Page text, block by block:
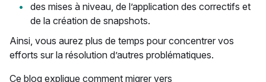
des mises à niveau, de l’application des correctifs et
de la création de snapshots.
Ainsi, vous aurez plus de temps pour concentrer vos
efforts sur la résolution d’autres problématiques.
Ce blog explique comment migrer vers